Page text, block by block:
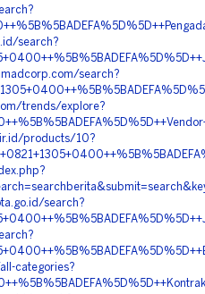
search?
search?
trends/explore?
products/10?
search?
categories?